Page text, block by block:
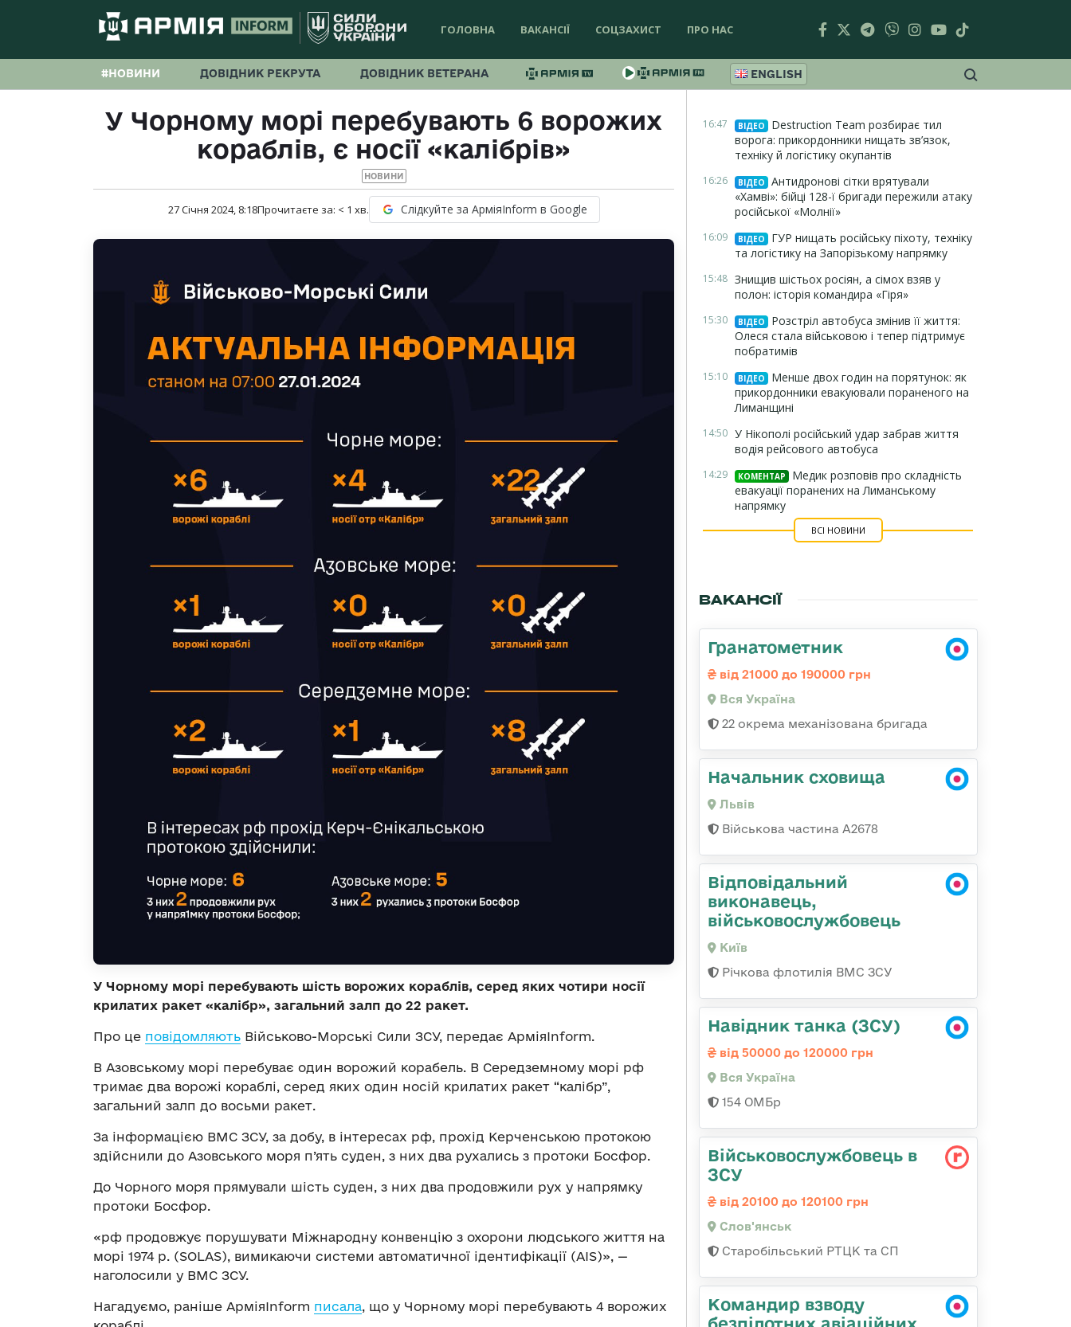
ГОЛОВНА ВАКАНСІЇ СОЦЗАХИСТ ПРО НАС
#НОВИНИ ДОВІДНИК РЕКРУТА ДОВІДНИК ВЕТЕРАНА ENGLISH
У Чорному морі перебувають 6 ворожих
кораблів, є носії «калібрів»
НОВИНИ
27 Січня 2024, 8:18Прочитаєте за: < 1 хв. Слідкуйте за АрміяInform в Google
У Чорному морі перебувають шість ворожих кораблів, серед яких чотири носії
крилатих ракет «калібр», загальний залп до 22 ракет.
Про це повідомляють Військово-Морські Сили ЗСУ, передає АрміяInform.
В Азовському морі перебуває один ворожий корабель. В Середземному морі рф
тримає два ворожі кораблі, серед яких один носій крилатих ракет “калібр”,
загальний залп до восьми ракет.
За інформацією ВМС ЗСУ, за добу, в інтересах рф, прохід Керченською протокою
здійснили до Азовського моря п’ять суден, з них два рухались з протоки Босфор.
До Чорного моря прямували шість суден, з них два продовжили рух у напрямку
протоки Босфор.
«рф продовжує порушувати Міжнародну конвенцію з охорони людського життя на
морі 1974 р. (SOLAS), вимикаючи системи автоматичної ідентифікації (AIS)», —
наголосили у ВМС ЗСУ.
Нагадуємо, раніше АрміяInform писала, що у Чорному морі перебувають 4 ворожих
16:47 ВІДЕО
Destruction Team розбирає тил
ворога: прикордонники нищать зв’язок,
техніку й логістику окупантів
16:26 ВІДЕО
Антидронові сітки врятували
«Хамві»: бійці 128-ї бригади пережили атаку
російської «Молнії»
16:09 ВІДЕО
ГУР нищать російську піхоту, техніку
та логістику на Запорізькому напрямку
15:48 Знищив шістьох росіян, а сімох взяв у
полон: історія командира «Гіря»
15:30 ВІДЕО
Розстріл автобуса змінив її життя:
Олеся стала військовою і тепер підтримує
побратимів
15:10 ВІДЕО
Менше двох годин на порятунок: як
прикордонники евакуювали пораненого на
Лиманщині
14:50 У Нікополі російський удар забрав життя
водія рейсового автобуса
14:29 КОМЕНТАР
Медик розповів про складність
евакуації поранених на Лиманському
напрямку
ВСІ НОВИНИ
ВАКАНСІЇ
Гранатометник
від 21000 до 190000 грн
Вся Україна
22 окрема механізована бригада
Начальник сховища
Львів
Військова частина А2678
Відповідальний
виконавець,
військовослужбовець
Київ
Річкова флотилія ВМС ЗСУ
Навідник танка (ЗСУ)
від 50000 до 120000 грн
Вся Україна
154 ОМБр
Військовослужбовець в
ЗСУ
від 20100 до 120100 грн
Слов'янськ
Старобільський РТЦК та СП
Командир взводу
безпілотних авіаційних